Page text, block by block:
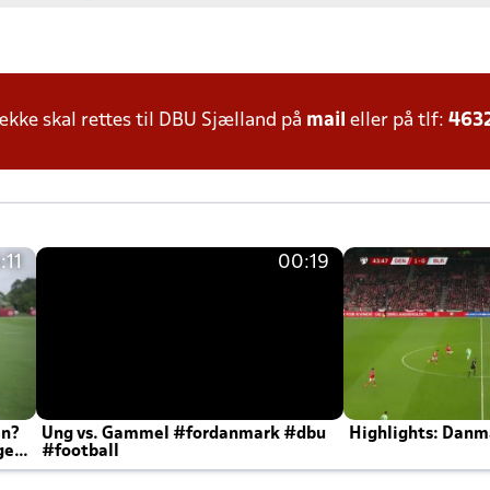
skal rettes til DBU Sjælland på mail eller på tlf:
00:19
Ung vs. Gammel #fordanmark #dbu
#football
Highlights: